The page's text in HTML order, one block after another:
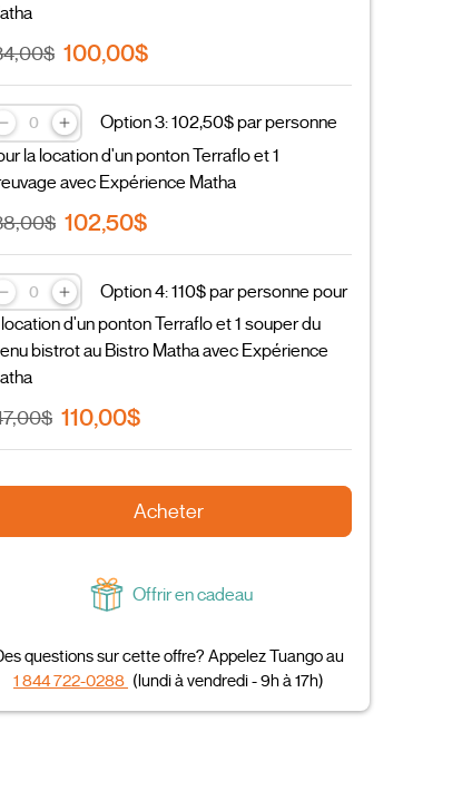
100,00$
Option 3: 102,50$ par personne
la location d'un ponton Terraflo et 1
avec Expérience Matha
102,50$
Option 4: 110$ par personne pour
location d'un ponton Terraflo et 1 souper du
bistrot au Bistro Matha avec Expérience
110,00$
Acheter
Offrir en cadeau
questions sur cette offre? Appelez Tuango au
1 844 722-0288 (lundi à vendredi - 9h à 17h)